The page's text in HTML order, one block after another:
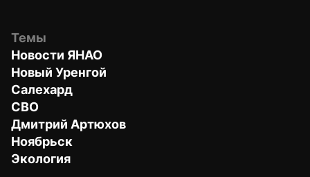
Темы
Новости ЯНАО
Новый Уренгой
Салехард
СВО
Дмитрий Артюхов
Ноябрьск
Экология